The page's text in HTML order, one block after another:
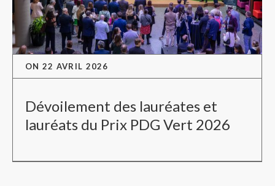
ON 22 AVRIL 2026
Dévoilement des lauréates et
lauréats du Prix PDG Vert 2026